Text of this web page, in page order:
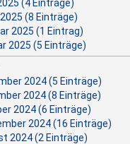
(4 Einträge)
(8 Einträge)
2025 (1 Eintrag)
2025 (5 Einträge)
2024 (5 Einträge)
2024 (8 Einträge)
2024 (6 Einträge)
2024 (16 Einträge)
2024 (2 Einträge)